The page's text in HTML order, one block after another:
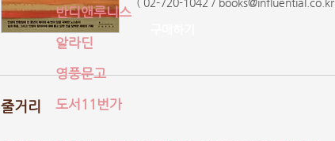
줄거리
반디앤루니스
알라딘
영풍문고
도서11번가